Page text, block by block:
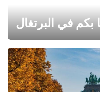
بكم في البرتغال